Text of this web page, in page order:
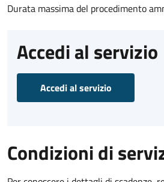
Durata massima del procedimento
Accedi al servizio
Accedi al servizio
Condizioni di